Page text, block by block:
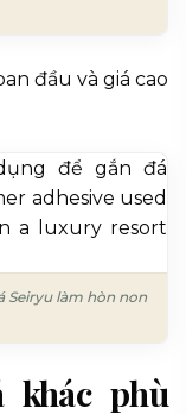
đầu và giá cao
Seiryu làm hòn non
khác phù